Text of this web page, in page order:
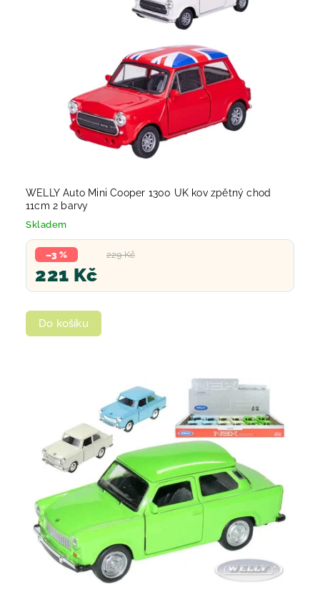
Abecedně
WELLY Auto Mini Cooper 1300 UK kov zpětný chod
11cm 2 barvy
Skladem
229 Kč
–3 %
221 Kč
Do košíku